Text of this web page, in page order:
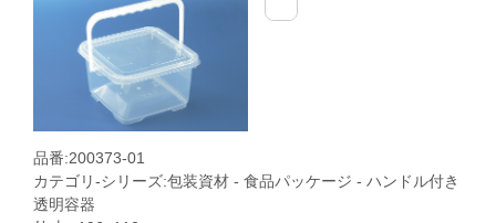
品番:200373-01
カテゴリ-シリーズ:包装資材 - 食品パッケージ - ハンドル付き
透明容器